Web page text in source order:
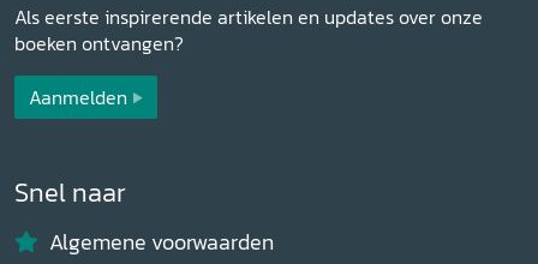
Als eerste inspirerende artikelen en updates over onze
boeken ontvangen?
Aanmelden
Snel naar
Algemene voorwaarden